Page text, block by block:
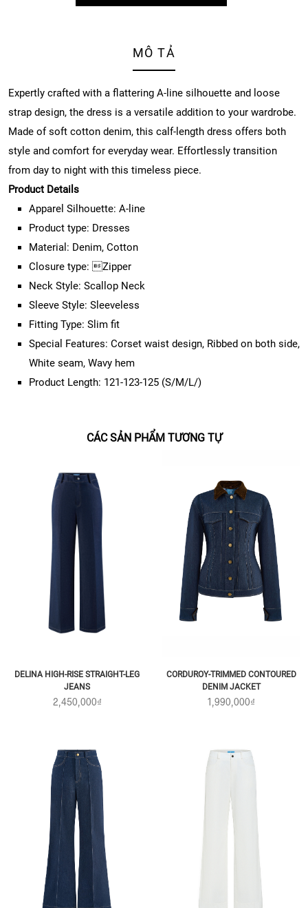
MÔ TẢ
Expertly crafted with a flattering A-line silhouette and loose
strap design, the dress is a versatile addition to your wardrobe.
Made of soft cotton denim, this calf-length dress offers both
style and comfort for everyday wear. Effortlessly transition
from day to night with this timeless piece.
Product Details
Apparel Silhouette: A-line
Product type: Dresses
Material: Denim, Cotton
Closure type: Zipper
Neck Style: Scallop Neck
Sleeve Style: Sleeveless
Fitting Type: Slim fit
Special Features: Corset waist design, Ribbed on both side,
White seam, Wavy hem
Product Length: 121-123-125 (S/M/L/)
CÁC SẢN PHẨM TƯƠNG TỰ
DELINA HIGH-RISE STRAIGHT-LEG
JEANS
2,450,000₫
CORDUROY-TRIMMED CONTOURED
DENIM JACKET
1,990,000₫